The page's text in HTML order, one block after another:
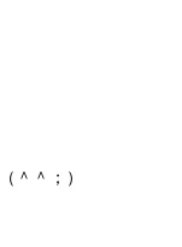
＾＾；）